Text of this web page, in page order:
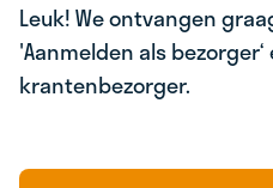
Leuk! We ontvangen
'Aanmelden als
krantenbezorger.